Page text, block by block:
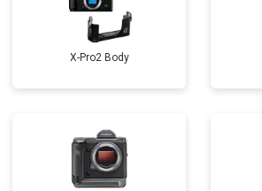
X-Pro2 Body